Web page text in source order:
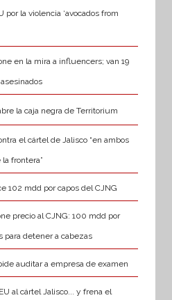
por la violencia ‘avocados from
en la mira a influencers; van 19
la caja negra de Territorium
el cártel de Jalisco “en ambos
la frontera”
102 mdd por capos del CJNG
precio al CJNG: 100 mdd por
para detener a cabezas
auditar a empresa de examen
al cártel Jalisco... y frena el